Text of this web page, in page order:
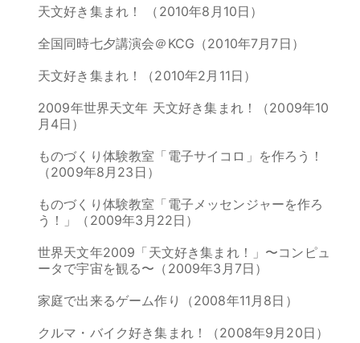
天文好き集まれ！ （2010年8月10日）
全国同時七夕講演会＠KCG（2010年7月7日）
天文好き集まれ！（2010年2月11日）
2009年世界天文年 天文好き集まれ！（2009年10
月4日）
ものづくり体験教室「電子サイコロ」を作ろう！
（2009年8月23日）
ものづくり体験教室「電子メッセンジャーを作ろ
う！」（2009年3月22日）
世界天文年2009「天文好き集まれ！」〜コンピュ
ータで宇宙を観る〜（2009年3月7日）
家庭で出来るゲーム作り（2008年11月8日）
クルマ・バイク好き集まれ！（2008年9月20日）